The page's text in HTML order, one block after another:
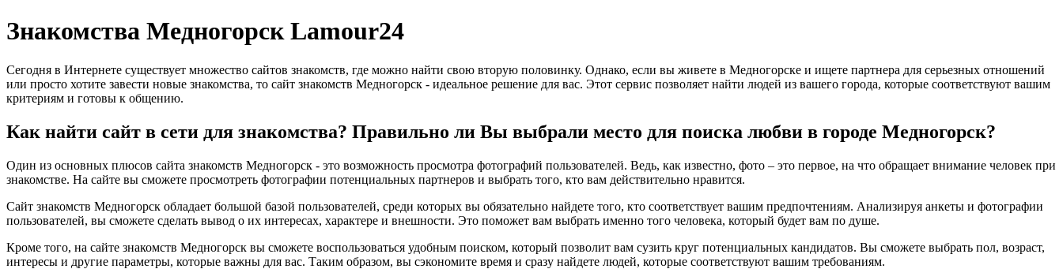
Знакомства Медногорск Lamour24
Сегодня в Интернете существует множество сайтов знакомств, где можно найти свою вторую половинку. Однако, если вы живете в Медногорске и ищете партнера для серьезных отношений
или просто хотите завести новые знакомства, то сайт знакомств Медногорск - идеальное решение для вас. Этот сервис позволяет найти людей из вашего города, которые соответствуют вашим
критериям и готовы к общению.
Как найти сайт в сети для знакомства? Правильно ли Вы выбрали место для поиска любви в городе Медногорск?
Один из основных плюсов сайта знакомств Медногорск - это возможность просмотра фотографий пользователей. Ведь, как известно, фото – это первое, на что обращает внимание человек при
знакомстве. На сайте вы сможете просмотреть фотографии потенциальных партнеров и выбрать того, кто вам действительно нравится.
Сайт знакомств Медногорск обладает большой базой пользователей, среди которых вы обязательно найдете того, кто соответствует вашим предпочтениям. Анализируя анкеты и фотографии
пользователей, вы сможете сделать вывод о их интересах, характере и внешности. Это поможет вам выбрать именно того человека, который будет вам по душе.
Кроме того, на сайте знакомств Медногорск вы сможете воспользоваться удобным поиском, который позволит вам сузить круг потенциальных кандидатов. Вы сможете выбрать пол, возраст,
интересы и другие параметры, которые важны для вас. Таким образом, вы сэкономите время и сразу найдете людей, которые соответствуют вашим требованиям.